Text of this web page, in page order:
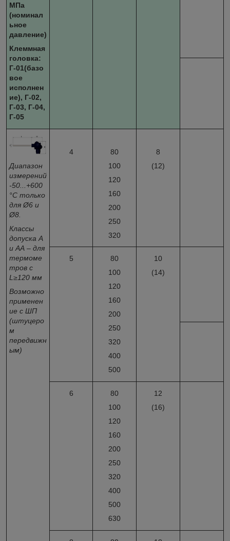
МПа
(номинал
ьное
давление)
Клеммная
головка:
Г-01(базо
вое
исполнен
ие), Г-02,
Г-03, Г-04,
Г-05
Диапазон
измерений
-50...+600
°С только
для Ø6 и
Ø8.
Классы
допуска А
и АА – для
термоме
тров с
L ≥120 мм
Возможно
применен
ие с ШП
(штуцеро
м
передвижн
ым)
4
80
100
120
160
200
250
320
8
(12)
5
80
100
120
160
200
250
320
400
500
10
(14)
6
80
100
120
160
200
250
320
400
500
630
12
(16)